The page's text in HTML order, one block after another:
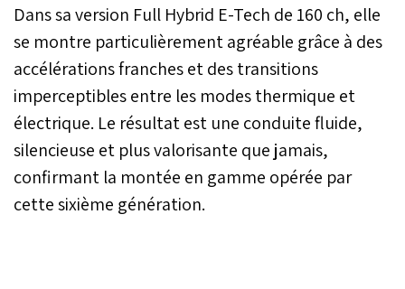
Dans sa version Full Hybrid E-Tech de 160 ch, elle
se montre particulièrement agréable grâce à des
accélérations franches et des transitions
imperceptibles entre les modes thermique et
électrique. Le résultat est une conduite fluide,
silencieuse et plus valorisante que jamais,
confirmant la montée en gamme opérée par
cette sixième génération.